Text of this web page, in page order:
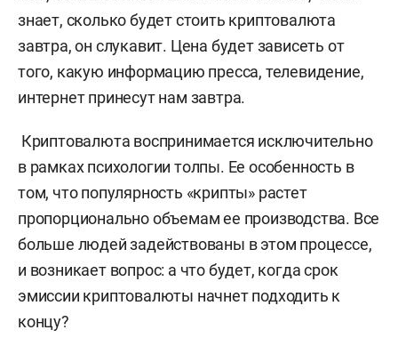
знает, сколько будет стоить криптовалюта
завтра, он слукавит. Цена будет зависеть от
того, какую информацию пресса, телевидение,
интернет принесут нам завтра.
Криптовалюта воспринимается исключительно
в рамках психологии толпы. Ее особенность в
том, что популярность «крипты» растет
пропорционально объемам ее производства. Все
больше людей задействованы в этом процессе,
и возникает вопрос: а что будет, когда срок
эмиссии криптовалюты начнет подходить к
концу?